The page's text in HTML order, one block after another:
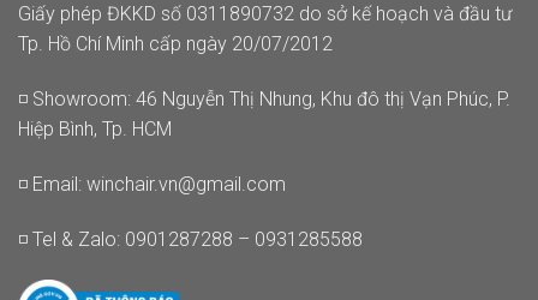
Giấy phép ĐKKD số 0311890732 do sở kế hoạch và đầu tư
Tp. Hồ Chí Minh cấp ngày 20/07/2012
◽ Showroom: 46 Nguyễn Thị Nhung, Khu đô thị Vạn Phúc, P.
Hiệp Bình, Tp. HCM
◽ Email: winchair.vn@gmail.com
◽ Tel & Zalo: 0901287288 – 0931285588